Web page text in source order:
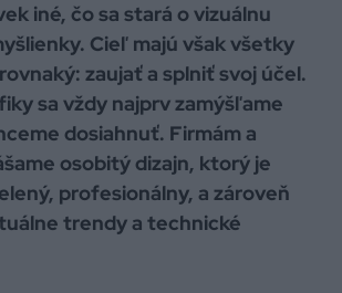
iné, čo sa stará o vizuálnu
Cieľ majú však všetky
zaujať a splniť svoj účel.
sa vždy najprv zamýšľame
dosiahnuť. Firmám a
osobitý dizajn, ktorý je
profesionálny, a zároveň
trendy a technické